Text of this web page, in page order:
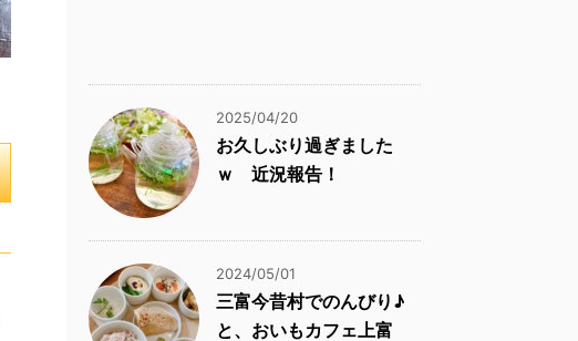
2025/04/20
お久しぶり過ぎました
ｗ 近況報告！
2024/05/01
三富今昔村でのんびり♪
と、おいもカフェ上富